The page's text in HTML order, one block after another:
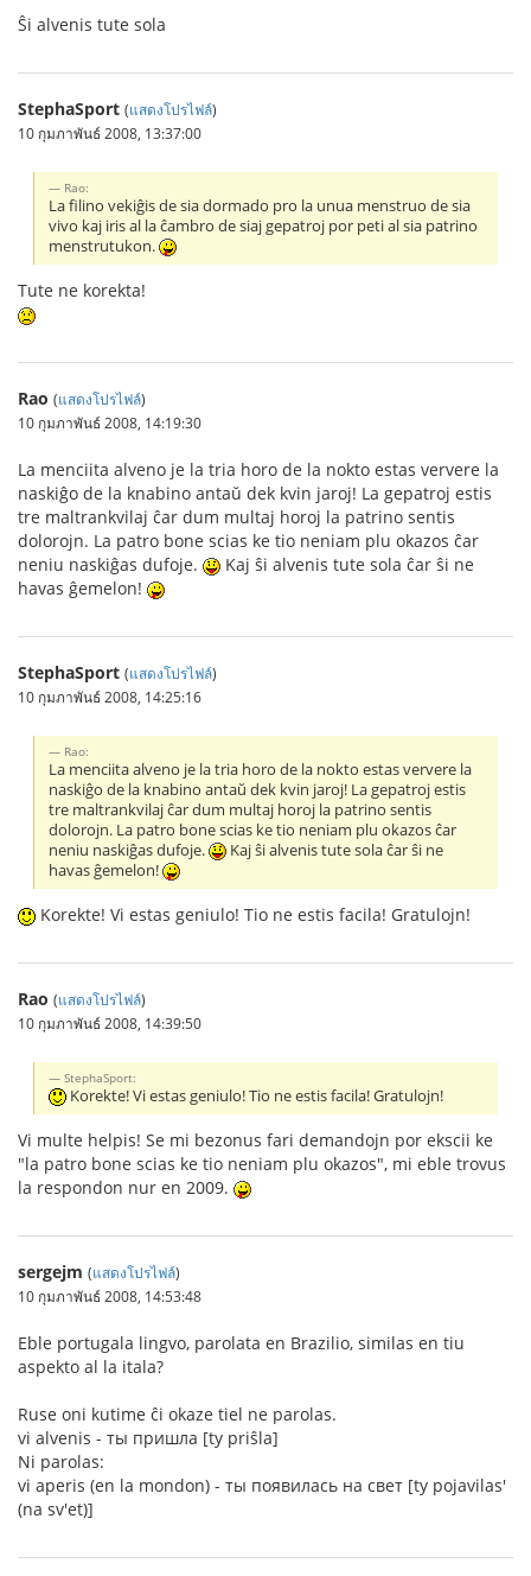
Ŝi alvenis tute sola
StephaSport (แสดงโปรไฟล์)
10 กุมภาพันธ์ 2008, 13:37:00
Rao:
La filino vekiĝis de sia dormado pro la unua menstruo de sia
vivo kaj iris al la ĉambro de siaj gepatroj por peti al sia patrino
menstrutukon.
Tute ne korekta!
Rao (แสดงโปรไฟล์)
10 กุมภาพันธ์ 2008, 14:19:30
La menciita alveno je la tria horo de la nokto estas ververe la
naskiĝo de la knabino antaŭ dek kvin jaroj! La gepatroj estis
tre maltrankvilaj ĉar dum multaj horoj la patrino sentis
dolorojn. La patro bone scias ke tio neniam plu okazos ĉar
neniu naskiĝas dufoje.
Kaj ŝi alvenis tute sola ĉar ŝi ne
havas ĝemelon!
StephaSport (แสดงโปรไฟล์)
10 กุมภาพันธ์ 2008, 14:25:16
Rao:
La menciita alveno je la tria horo de la nokto estas ververe la
naskiĝo de la knabino antaŭ dek kvin jaroj! La gepatroj estis
tre maltrankvilaj ĉar dum multaj horoj la patrino sentis
dolorojn. La patro bone scias ke tio neniam plu okazos ĉar
neniu naskiĝas dufoje.
Kaj ŝi alvenis tute sola ĉar ŝi ne
havas ĝemelon!
Korekte! Vi estas geniulo! Tio ne estis facila! Gratulojn!
Rao (แสดงโปรไฟล์)
10 กุมภาพันธ์ 2008, 14:39:50
StephaSport:
Korekte! Vi estas geniulo! Tio ne estis facila! Gratulojn!
Vi multe helpis! Se mi bezonus fari demandojn por ekscii ke
"la patro bone scias ke tio neniam plu okazos", mi eble trovus
la respondon nur en 2009.
sergejm (แสดงโปรไฟล์)
10 กุมภาพันธ์ 2008, 14:53:48
Eble portugala lingvo, parolata en Brazilio, similas en tiu
aspekto al la itala?
Ruse oni kutime ĉi okaze tiel ne parolas.
vi alvenis - ты пришла [ty priŝla]
Ni parolas:
vi aperis (en la mondon) - ты появилась на свет [ty pojavilas'
(na sv'et)]